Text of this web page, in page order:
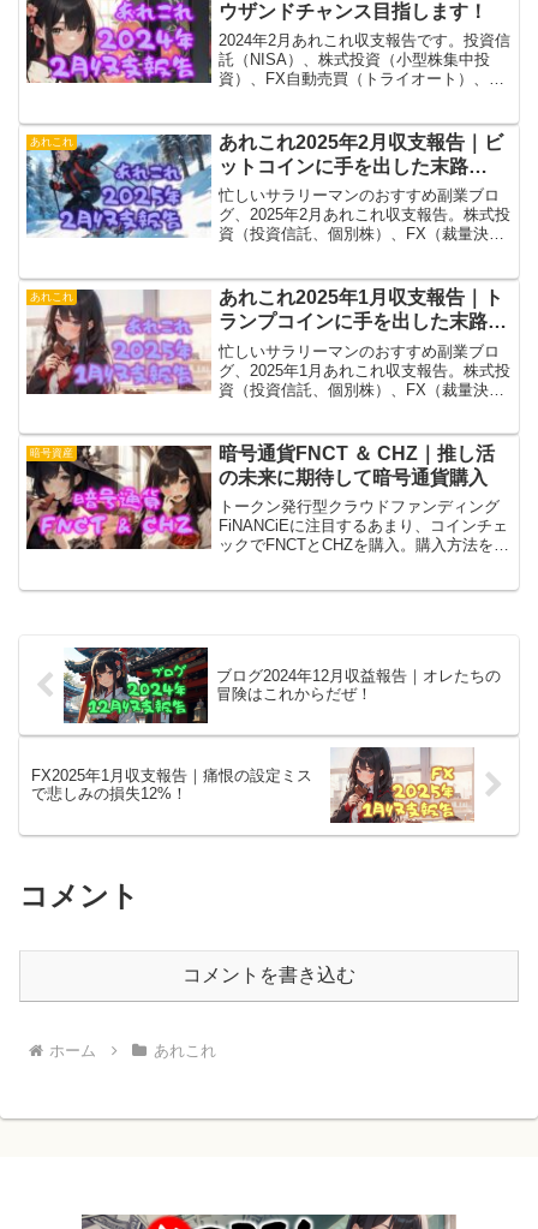
ウザンドチャンス目指します！
2024年2月あれこれ収支報告です。投資信
託（NISA）、株式投資（小型株集中投
資）、FX自動売買（トライオート）、ブ
黒字。これくらいなら副業って名乗って
も良い？
あれこれ
あれこれ2025年2月収支報告｜ビ
ットコインに手を出した末路…
忙しいサラリーマンのおすすめ副業ブロ
グ、2025年2月あれこれ収支報告。株式投
資（投資信託、個別株）、FX（裁量決
電子書籍とか）全部ひっくるめて収支マ
イナス転落！
あれこれ
あれこれ2025年1月収支報告｜ト
ランプコインに手を出した末路…
忙しいサラリーマンのおすすめ副業ブロ
グ、2025年1月あれこれ収支報告。株式投
資（投資信託、個別株）、FX（裁量決
電子書籍とか）で最も愚かだったのはト
ランプコイン…。
暗号資産
暗号通貨FNCT ＆ CHZ｜推し活
の未来に期待して暗号通貨購入
トークン発行型クラウドファンディング
FiNANCiEに注目するあまり、コインチェ
ックでFNCTとCHZを購入。購入方法を解
ブログ2024年12月収益報告｜オレたちの
冒険はこれからだぜ！
FX2025年1月収支報告｜痛恨の設定ミス
で悲しみの損失12%！
コメント
コメントを書き込む
ホーム あれこれ